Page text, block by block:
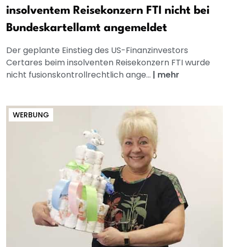
insolventem Reisekonzern FTI nicht bei
Bundeskartellamt angemeldet
Der geplante Einstieg des US-Finanzinvestors
Certares beim insolventen Reisekonzern FTI wurde
nicht fusionskontrollrechtlich ange... | mehr
WERBUNG